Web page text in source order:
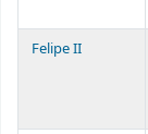
Felipe II